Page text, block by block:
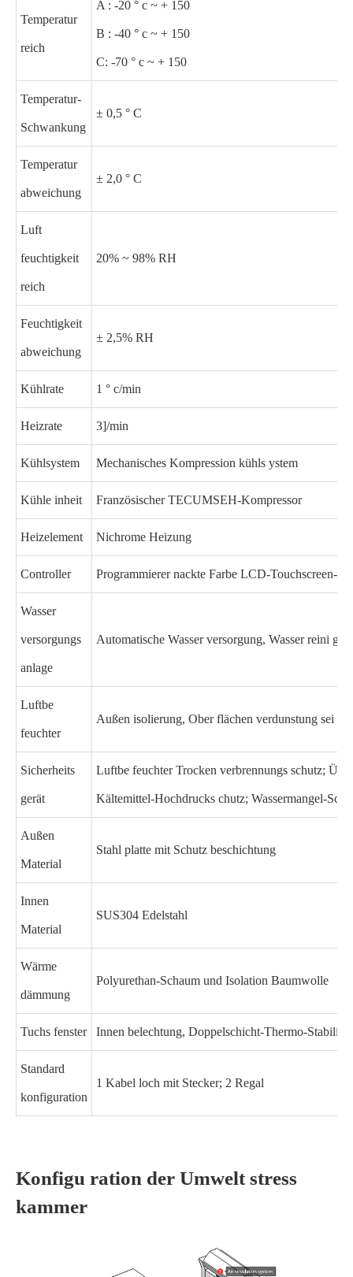
Temperatur
reich
A : -20 ° c ~ + 150
B : -40 ° c ~ + 150
C: -70 ° c ~ + 150
Temperatur-
Schwankung
± 0,5 ° C
Temperatur
abweichung
± 2,0 ° C
Luft
feuchtigkeit
reich
20% ~ 98% RH
Feuchtigkeit
abweichung
± 2,5% RH
Kühlrate 1 ° c/min
Heizrate 3]/min
Kühlsystem Mechanisches Kompression kühls ystem
Kühle inheit Französischer TECUMSEH-Kompressor
Heizelement Nichrome Heizung
Controller Programmierer nackte Farbe LCD-Touchscreen-
Wasser
versorgungs
anlage
Automatische Wasser versorgung, Wasser reini
Luftbe
feuchter
Außen isolierung, Ober flächen verdunstung sei
Sicherheits
gerät
Luftbe feuchter Trocken verbrennungs schutz;
Kältemittel-Hochdrucks chutz; Wassermangel-
Außen
Material
Stahl platte mit Schutz beschichtung
Innen
Material
SUS304 Edelstahl
Wärme
dämmung
Polyurethan-Schaum und Isolation Baumwolle
Tuchs fenster Innen belechtung, Doppelschicht-Thermo-
Standard
konfiguration
1 Kabel loch mit Stecker; 2 Regal
Konfigu ration der Umwelt stress
kammer